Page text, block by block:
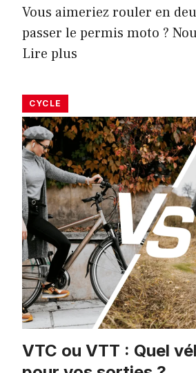
Vous aimeriez rouler en
passer le permis moto ?
Lire plus
CYCLE
VTC ou VTT : Quel